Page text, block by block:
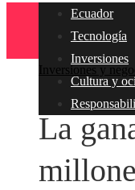
Ecuador
Tecnología
Inversiones
Cultura y
Inversiones y
La